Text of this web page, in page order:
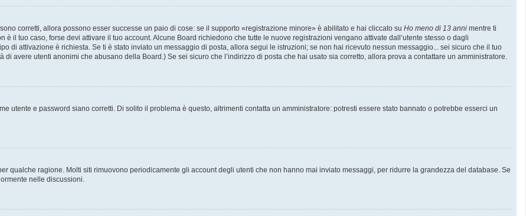
corretti, allora possono esser successe un paio di cose: se il supporto «registrazione minore» è abilitato e hai cliccato su Ho meno di 13 anni mentre ti
il tuo caso, forse devi attivare il tuo account. Alcune Board richiedono che tutte le nuove registrazioni vengano attivate dall’utente stesso o dagli
di attivazione è richiesta. Se ti è stato inviato un messaggio di posta, allora segui le istruzioni; se non hai ricevuto nessun messaggio... sei sicuro che il tuo
avere utenti anonimi che abusano della Board.) Se sei sicuro che l’indirizzo di posta che hai usato sia corretto, allora prova a contattare un amministratore.
utente e password siano corretti. Di solito il problema è questo, altrimenti contatta un amministratore: potresti essere stato bannato o potrebbe esserci un
qualche ragione. Molti siti rimuovono periodicamente gli account degli utenti che non hanno mai inviato messaggi, per ridurre la grandezza del database. Se
nelle discussioni.